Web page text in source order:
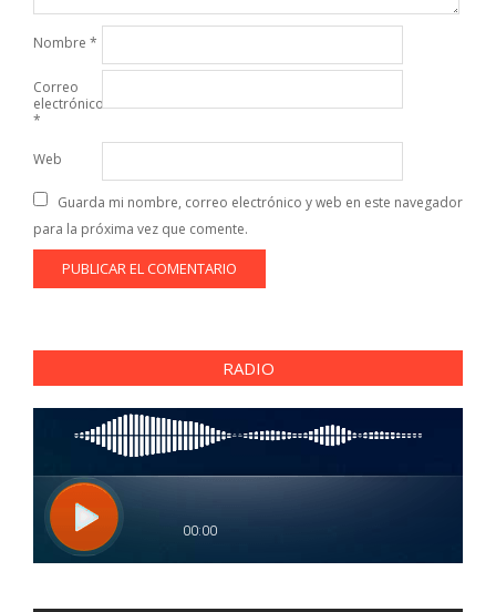
Nombre *
Correo
electrónico
*
Web
Guarda mi nombre, correo electrónico y web en este navegador
para la próxima vez que comente.
RADIO